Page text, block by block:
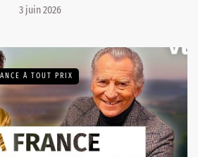
3 juin 2026
À TOUT PRIX